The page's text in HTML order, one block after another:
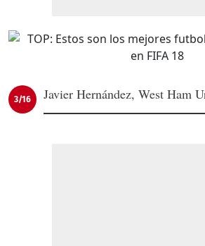
3/16 Javier Hernández, West Ham